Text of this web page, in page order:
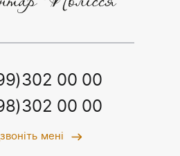
00 00
00 00
мені